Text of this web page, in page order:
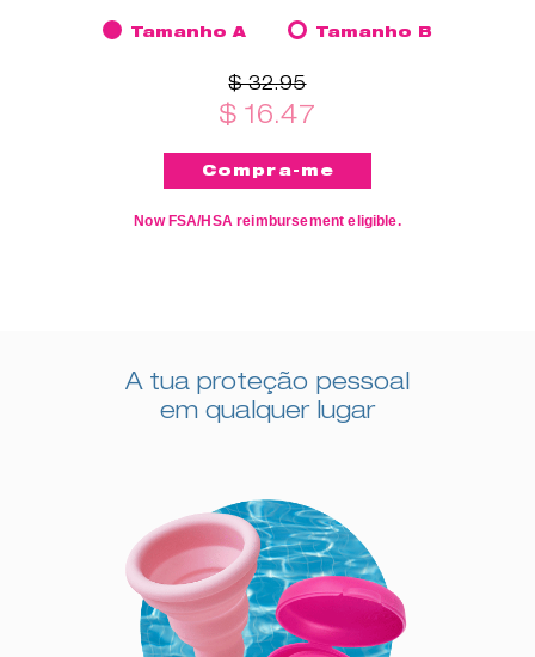
Tamanho A Tamanho B
$ 32.95
$ 16.47
Now FSA/HSA reimbursement eligible.
A tua proteção pessoal
em qualquer lugar